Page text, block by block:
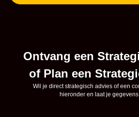
Ontvang een
of Plan een
Wil je direct strategisch advies of een
hieronder en laat je